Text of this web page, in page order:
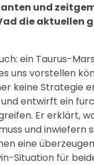
und
die aktuellen
ein Taurus-
uns vorstellen
keine Strategie
entwirft ein
Er erklärt,
und inwiefern
eine
Situation für